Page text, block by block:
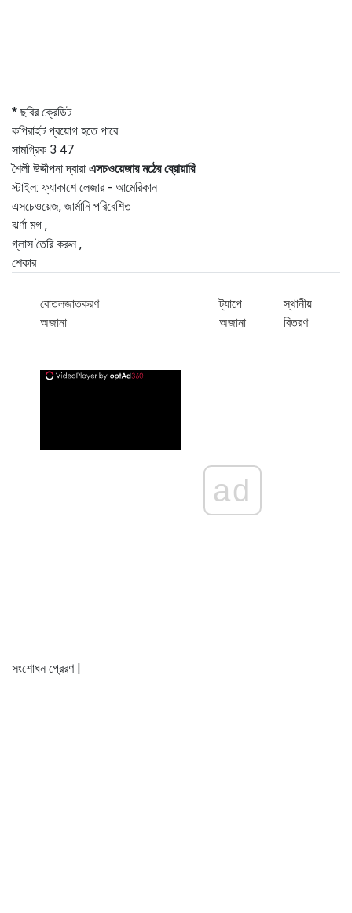
* ছবির ক্রেডিট
কপিরাইট প্রয়োগ হতে পারে
সামগ্রিক 3 47
শৈলী উদ্দীপনা দ্বারা এসচওয়েজার মঠের ব্রোয়ারি
স্টাইল: ফ্যাকাশে লেজার - আমেরিকান
এসচেওয়েজ, জার্মানি পরিবেশিত
ঝর্ণা মগ ,
গ্লাস তৈরি করুন ,
শেকার
বোতলজাতকরণ
অজানা
ট্যাপে
অজানা
ad
স্থানীয়
বিতরণ
সংশোধন প্রেরণ |